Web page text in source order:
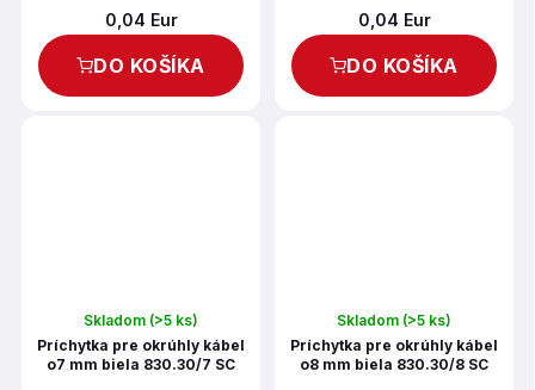
0,04 Eur
DO KOŠÍKA
0,04 Eur
DO KOŠÍKA
Skladom (>5 ks)
Príchytka pre okrúhly kábel
o7 mm biela 830.30/7 SC
Skladom (>5 ks)
Príchytka pre okrúhly kábel
o8 mm biela 830.30/8 SC